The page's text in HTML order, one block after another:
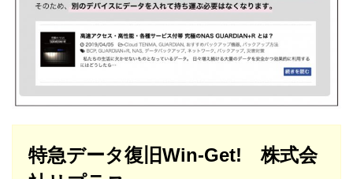
特急データ復旧Win-Get! 株式会